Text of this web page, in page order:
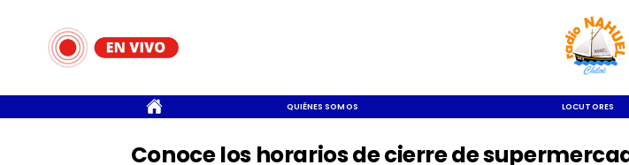
QUIÉNES SOMOS LOCUTORES
Conoce los horarios de cierre de